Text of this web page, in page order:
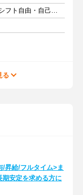
週1日以上 1日3時間以上 シフト自由・自己申告
る
/昇給/フルタイム>ま
期安定を求める方に